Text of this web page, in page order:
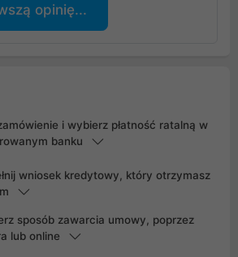
opinię...
i wybierz płatność ratalną w
banku
wniosek kredytowy, który otrzymasz
sposób zawarcia umowy, poprzez
lub online